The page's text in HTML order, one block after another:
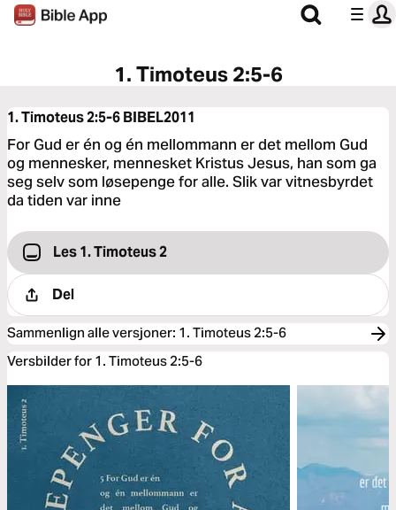
1. Timoteus 2:5-6
1. Timoteus 2:5-6BIBEL2011
For Gud er én og én mellommann er det mellom Gud
og mennesker, mennesket Kristus Jesus, han som ga
seg selv som løsepenge for alle. Slik var vitnesbyrdet
da tiden var inne
Les 1. Timoteus 2
Del
Sammenlign alle versjoner: 1. Timoteus 2:5-6
Versbilder for 1. Timoteus 2:5-6